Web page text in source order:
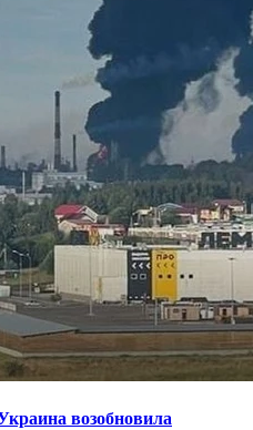
возобновила